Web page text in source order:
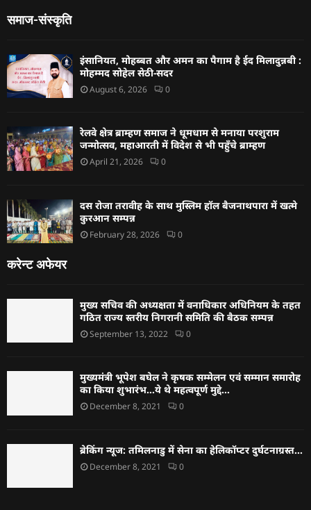
समाज-संस्कृति
इंसानियत, मोहब्बत और अमन का पैगाम है ईद मिलादुन्नबी :
मोहम्मद सोहेल सेठी-सदर
August 6, 2026 0
रेलवे क्षेत्र ब्राम्हण समाज ने धूमधाम से मनाया परशुराम
जन्मोत्सव, महाआरती में विदेश से भी पहुँचे ब्राम्हण
April 21, 2026 0
दस रोजा तरावीह के साथ मुस्लिम हॉल बैजनाथपारा में खत्मे
कुरआन सम्पन्न
February 28, 2026 0
करेन्ट अफेयर
मुख्य सचिव की अध्यक्षता में वनाधिकार अधिनियम के तहत
गठित राज्य स्तरीय निगरानी समिति की बैठक सम्पन्न
September 13, 2022 0
मुख्यमंत्री भूपेश बघेल ने कृषक सम्मेलन एवं सम्मान समारोह
का किया शुभारंभ…ये थे महत्वपूर्ण मुद्दे…
December 8, 2021 0
ब्रेकिंग न्यूज: तमिलनाडु में सेना का हेलिकॉप्टर दुर्घटनाग्रस्त…
December 8, 2021 0